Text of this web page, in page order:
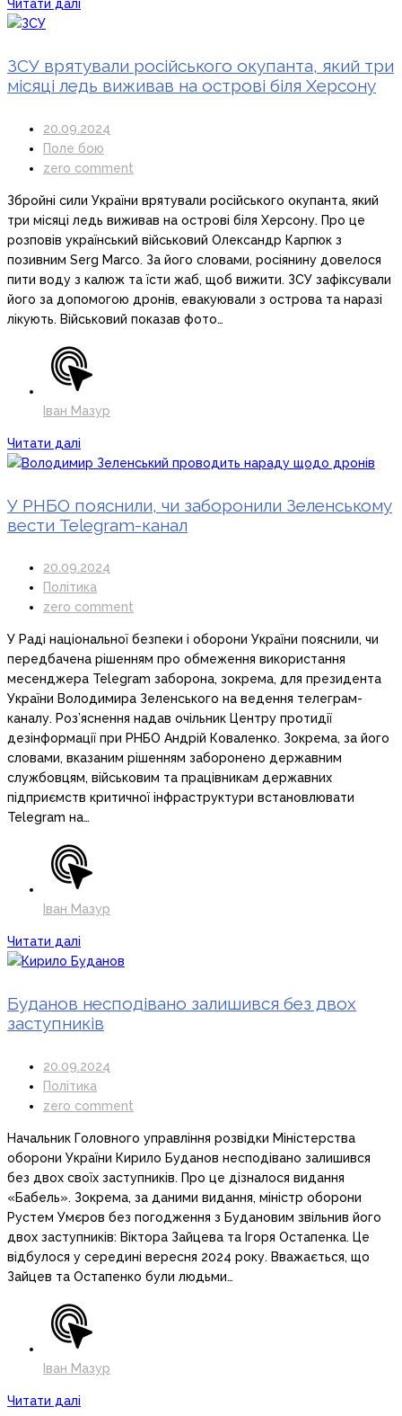
Читати далі
ЗСУ врятували російського окупанта, який три
місяці ледь виживав на острові біля Херсону
20.09.2024
Поле бою
zero comment
Збройні сили України врятували російського окупанта, який
три місяці ледь виживав на острові біля Херсону. Про це
розповів український військовий Олександр Карпюк з
позивним Serg Marco. За його словами, росіянину довелося
пити воду з калюж та їсти жаб, щоб вижити. ЗСУ зафіксували
його за допомогою дронів, евакуювали з острова та наразі
лікують. Військовий показав фото…
Іван Мазур
Читати далі
У РНБО пояснили, чи заборонили Зеленському
вести Telegram-канал
20.09.2024
Політика
zero comment
У Раді національної безпеки і оборони України пояснили, чи
передбачена рішенням про обмеження використання
месенджера Telegram заборона, зокрема, для президента
України Володимира Зеленського на ведення телеграм-
каналу. Роз’яснення надав очільник Центру протидії
дезінформації при РНБО Андрій Коваленко. Зокрема, за його
словами, вказаним рішенням заборонено державним
службовцям, військовим та працівникам державних
підприємств критичної інфраструктури встановлювати
Telegram на…
Іван Мазур
Читати далі
Буданов несподівано залишився без двох
заступників
20.09.2024
Політика
zero comment
Начальник Головного управління розвідки Міністерства
оборони України Кирило Буданов несподівано залишився
без двох своїх заступників. Про це дізналося видання
«Бабель». Зокрема, за даними видання, міністр оборони
Рустем Умєров без погодження з Будановим звільнив його
двох заступників: Віктора Зайцева та Ігоря Остапенка. Це
відбулося у середині вересня 2024 року. Вважається, що
Зайцев та Остапенко були людьми…
Іван Мазур
Читати далі